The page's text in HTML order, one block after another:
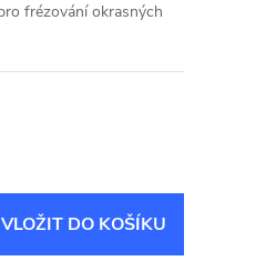
frézování okrasných
VLOŽIT DO KOŠÍKU